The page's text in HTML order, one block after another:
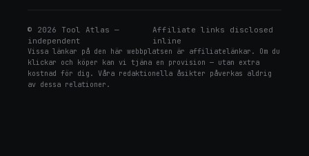
© 2026 Tool Atlas —
independent
Affiliate links disclosed
inline
Vissa länkar på den här webbplatsen är affiliatelänkar. Om du
klickar och köper kan vi tjäna en provision — utan extra
kostnad för dig. Våra redaktionella åsikter påverkas aldrig
av dessa relationer.